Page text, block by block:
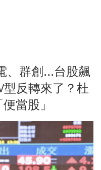
、群創...台股飆
反轉來了？杜
當股」